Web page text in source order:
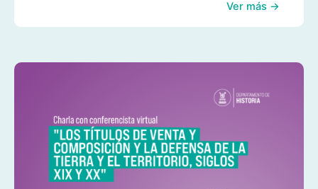
Ver más →